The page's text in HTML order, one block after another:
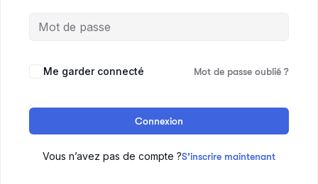
Me garder connecté Mot de passe oublié ?
Connexion
Vous n’avez pas de compte ?S’inscrire maintenant